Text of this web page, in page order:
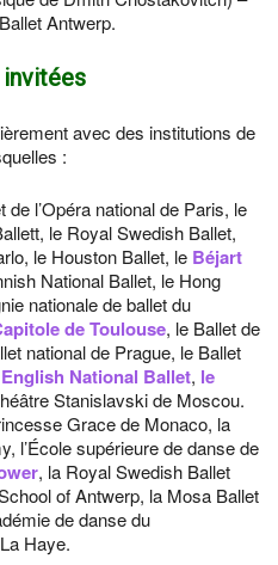
Antwerp.
avec des institutions de
:
de l’Opéra national de Paris, le
le Royal Swedish Ballet,
le Houston Ballet, le Béjart
National Ballet, le Hong
nationale de ballet du
de Toulouse, le Ballet de
national de Prague, le Ballet
English National Ballet, le
Stanislavski de Moscou.
Grace de Monaco, la
l’École supérieure de danse de
, la Royal Swedish Ballet
of Antwerp, la Mosa Ballet
de danse du
Haye.